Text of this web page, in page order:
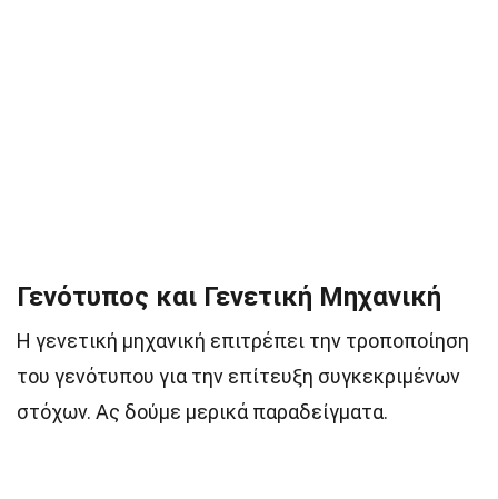
Γενότυπος και Γενετική Μηχανική
Η γενετική μηχανική επιτρέπει την τροποποίηση
του γενότυπου για την επίτευξη συγκεκριμένων
στόχων. Ας δούμε μερικά παραδείγματα.